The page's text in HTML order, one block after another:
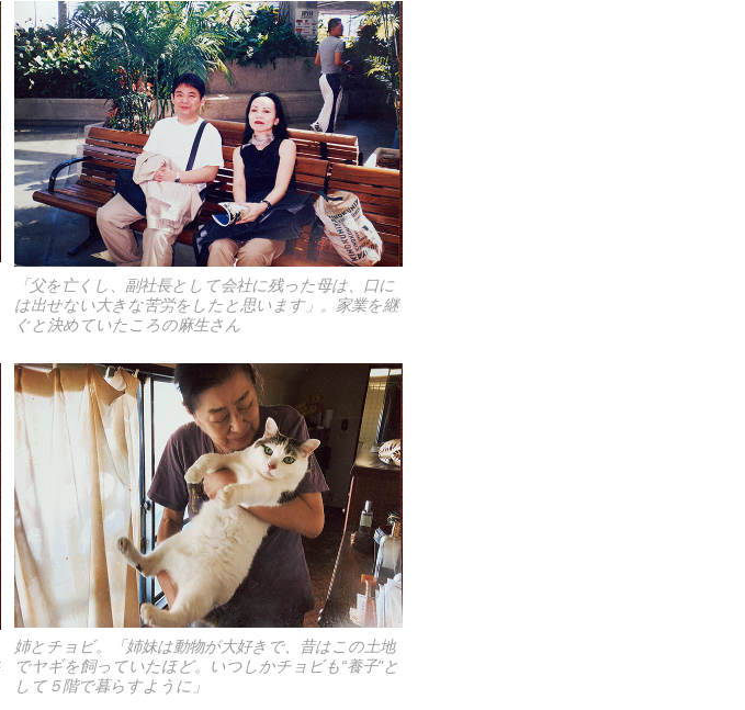
「父を亡くし、副社長として会社に残った母は、口に
は出せない大きな苦労をしたと思います」。家業を継
ぐと決めていたころの麻生さん
姉とチョビ。「姉妹は動物が大好きで、昔はこの土地
でヤギを飼っていたほど。いつしかチョビも“養子"と
して５階で暮らすように」